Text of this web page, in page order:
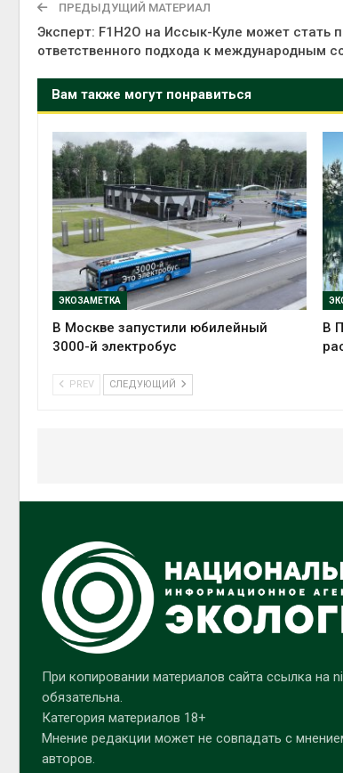
ПРЕДЫДУЩИЙ МАТЕРИАЛ
Эксперт: F1H2O на Иссык-Куле может стать
ответственного подхода к международным
Вам также могут понравиться
ЭКОЗАМЕТКА
В Москве запустили юбилейный
3000-й электробус
В
PREV СЛЕДУЮЩИЙ
При копировании материалов сайта ссылка на
обязательна.
Категория материалов 18+
Мнение редакции может не совпадать с
авторов.